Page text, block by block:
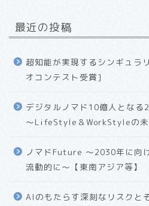
最近の投稿
超知能が実現するシンギュラ
オコンテスト受賞]
デジタルノマド10億人となる
〜LifeStyle＆WorkStyleの未
ノマドFuture 〜2030年に向
流動的に〜【東南アジア等】
AIのもたらす深刻なリスクと